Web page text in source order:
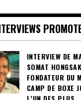
INTERVIEW DE
SOMAT
FONDATEUR DU
CAMP DE BOXE